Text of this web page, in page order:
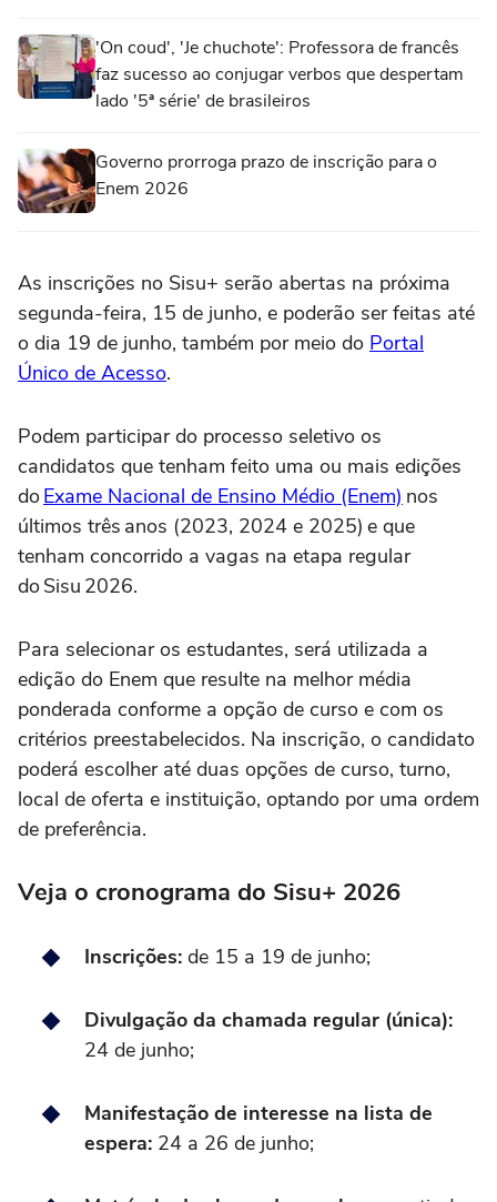
'On coud', 'Je chuchote': Professora de francês
faz sucesso ao conjugar verbos que despertam
lado '5ª série' de brasileiros
Governo prorroga prazo de inscrição para o
Enem 2026
As inscrições no Sisu+ serão abertas na próxima
segunda-feira, 15 de junho, e poderão ser feitas até
o dia 19 de junho, também por meio do Portal
Único de Acesso.
Podem participar do processo seletivo os
candidatos que tenham feito uma ou mais edições
doExame Nacional de Ensino Médio (Enem) nos
últimos três anos (2023, 2024 e 2025) e que
tenham concorrido a vagas na etapa regular
do Sisu 2026.
Para selecionar os estudantes, será utilizada a
edição do Enem que resulte na melhor média
ponderada conforme a opção de curso e com os
critérios preestabelecidos. Na inscrição, o candidato
poderá escolher até duas opções de curso, turno,
local de oferta e instituição, optando por uma ordem
de preferência.
Veja o cronograma do Sisu+ 2026
Inscrições: de 15 a 19 de junho;
Divulgação da chamada regular (única):
24 de junho;
Manifestação de interesse na lista de
espera: 24 a 26 de junho;